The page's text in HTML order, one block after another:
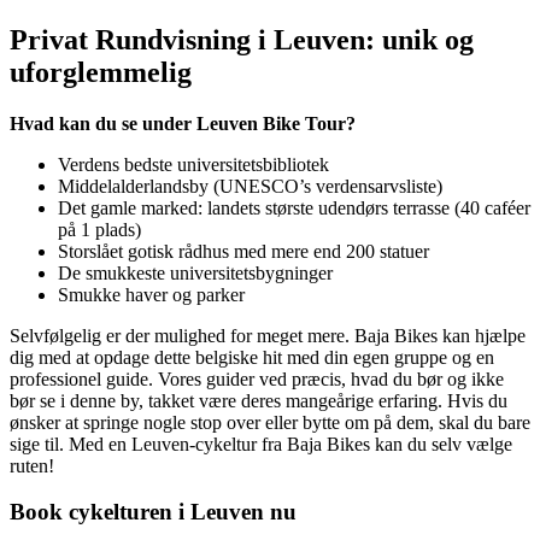
Privat Rundvisning i Leuven: unik og
uforglemmelig
Hvad kan du se under Leuven Bike Tour?
Verdens bedste universitetsbibliotek
Middelalderlandsby (UNESCO’s verdensarvsliste)
Det gamle marked: landets største udendørs terrasse (40 caféer
på 1 plads)
Storslået gotisk rådhus med mere end 200 statuer
De smukkeste universitetsbygninger
Smukke haver og parker
Selvfølgelig er der mulighed for meget mere. Baja Bikes kan hjælpe
dig med at opdage dette belgiske hit med din egen gruppe og en
professionel guide. Vores guider ved præcis, hvad du bør og ikke
bør se i denne by, takket være deres mangeårige erfaring. Hvis du
ønsker at springe nogle stop over eller bytte om på dem, skal du bare
sige til. Med en Leuven-cykeltur fra Baja Bikes kan du selv vælge
ruten!
Book cykelturen i Leuven nu